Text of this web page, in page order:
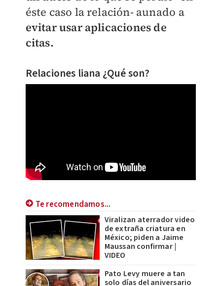
éste caso la relación- aunado a
evitar usar aplicaciones de
citas.
Relaciones liana ¿Qué son?
Te recomendamos...
Viralizan aterrador video
de extraña criatura en
México; piden a Jaime
Maussan confirmar |
VIDEO
Pato Levy muere a tan
solo días del aniversario